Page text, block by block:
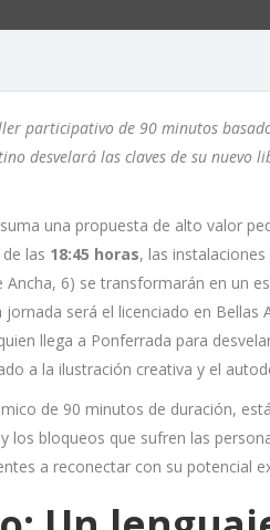
participativo de 90 minutos
desvelará las claves de su nuevo
una propuesta de alto valor
las 18:45 horas, las instalaciones
6) se transformarán en un
será el licenciado en Bellas
llega a Ponferrada para
a la ilustración creativa y el
de 90 minutos de duración,
los bloqueos que sufren las
a reconectar con su potencial